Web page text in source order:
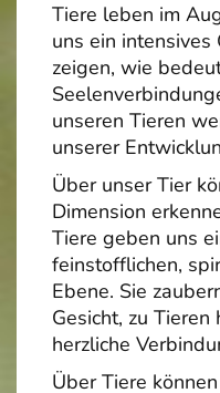
Tiere leben im
uns ein
zeigen, wie
unseren Tieren
unserer
Über unser Tier
Dimension
Tiere geben uns
feinstofflichen,
Ebene. Sie
Gesicht, zu
herzliche
Über Tiere